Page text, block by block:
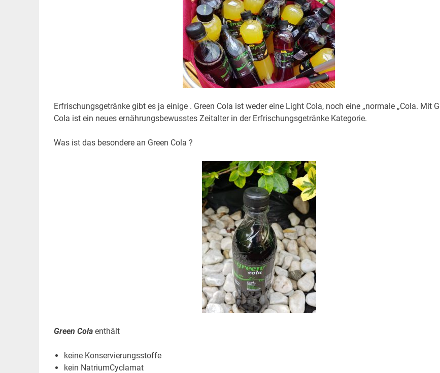
Erfrischungsgetränke gibt es ja einige . Green Cola ist weder eine Light Cola, noch eine „normale „Cola. Mit
Cola ist ein neues ernährungsbewusstes Zeitalter in der Erfrischungsgetränke Kategorie.
Was ist das besondere an Green Cola ?
Green Cola enthält
keine Konservierungsstoffe
kein NatriumCyclamat